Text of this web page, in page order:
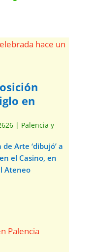
en
| Palencia y
Arte ‘dibujó’ a
el Casino, en
Ateneo